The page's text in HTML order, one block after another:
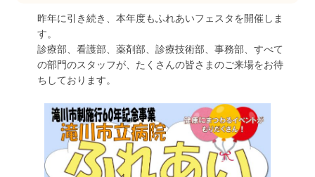
交通アクセス
診療受付時間
サイトマップ
昨年に引き続き、本年度もふれあいフェスタを開催しま
す。
診療部、看護部、薬剤部、診療技術部、事務部、すべて
の部門のスタッフが、たくさんの皆さまのご来場をお待
ちしております。